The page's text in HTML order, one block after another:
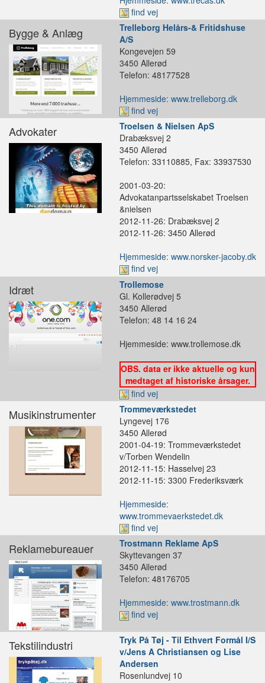
find vej
Bygge & Anlæg
Trelleborg Helårs-& Fritidshuse
A/S
Kongevejen 59
3450 Allerød
Telefon: 48177528
Hjemmeside: www.trelleborg.dk
find vej
Advokater
Troelsen & Nielsen ApS
Drabæksvej 2
3450 Allerød
Telefon: 33110885, Fax: 33937530
2001-03-20:
Advokatanpartsselskabet Troelsen
&nielsen
2012-11-26: Drabæksvej 2
2012-11-26: 3450 Allerød
Hjemmeside: www.norsker-jacoby.dk
find vej
Idræt
Trollemose
Gl. Kollerødvej 5
3450 Allerød
Telefon: 48 14 16 24
Hjemmeside: www.trollemose.dk
OBS. data er ikke aktuelle og kun
medtaget af historiske årsager.
find vej
Musikinstrumenter
Trommeværkstedet
Lyngevej 176
3450 Allerød
2001-04-19: Trommeværkstedet
v/Torben Wendelin
2012-11-15: Hasselvej 23
2012-11-15: 3300 Frederiksværk
Hjemmeside:
www.trommevaerkstedet.dk
find vej
Reklamebureauer
Trostmann Reklame ApS
Skyttevangen 37
3450 Allerød
Telefon: 48176705
Hjemmeside: www.trostmann.dk
find vej
Tekstilindustri
Tryk På Tøj - Til Ethvert Formål I/S
v/Jens A Christiansen og Lise
Andersen
Rosenlundvej 10